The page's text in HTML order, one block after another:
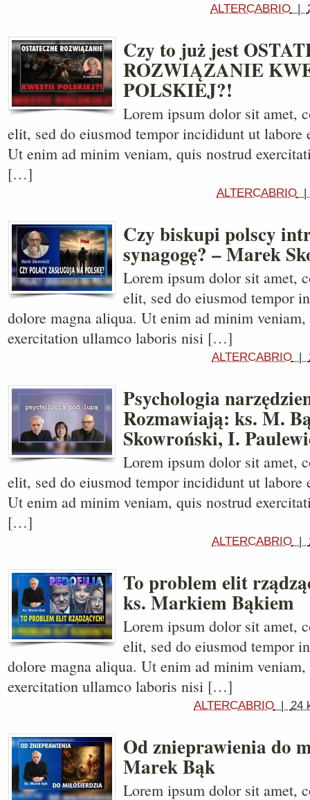
ALTERCABRIO |
Czy to już jest
ROZWIĄZANIE
POLSKIEJ?!
Lorem ipsum dolor sit amet,
elit, sed do eiusmod tempor incididunt ut labore
Ut enim ad minim veniam, quis nostrud
[…]
ALTERCABRIO
Czy biskupi polscy
synagogę? – Marek
Lorem ipsum dolor sit amet,
elit, sed do eiusmod tempor
dolore magna aliqua. Ut enim ad minim
exercitation ullamco laboris nisi […]
ALTERCABRIO |
Psychologia
Rozmawiają: ks. M.
Skowroński, I.
Lorem ipsum dolor sit amet,
elit, sed do eiusmod tempor incididunt ut labore
Ut enim ad minim veniam, quis nostrud
[…]
ALTERCABRIO |
To problem elit
ks. Markiem Bąkiem
Lorem ipsum dolor sit amet,
elit, sed do eiusmod tempor
dolore magna aliqua. Ut enim ad minim
exercitation ullamco laboris nisi […]
ALTERCABRIO | 24
Od znieprawienia do
Marek Bąk
Lorem ipsum dolor sit amet,